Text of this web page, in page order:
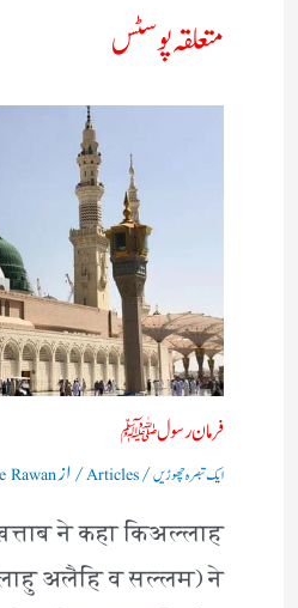
متعلقہ پوسٹس
فرمان رسولﷺ
ایک تبصرہ چھوڑیں/
Articles/ ازRawan
ने कहा किअल्लाह
अलैहि व सल्लम) ने